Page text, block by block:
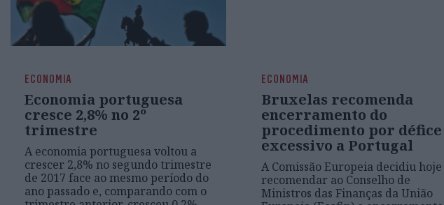
ECONOMIA
Economia portuguesa
cresce 2,8% no 2º
trimestre
A economia portuguesa voltou a
crescer 2,8% no segundo trimestre
de 2017 face ao mesmo período do
ano passado e, comparando com o
ECONOMIA
Bruxelas recomenda
encerramento do
procedimento por défice
excessivo a Portugal
A Comissão Europeia decidiu hoje
recomendar ao Conselho de
Ministros das Finanças da União